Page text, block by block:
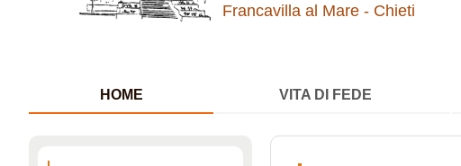
Francavilla al Mare - Chieti
HOME VITA DI FEDE